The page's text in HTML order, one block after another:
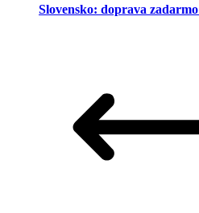
Slovensko: doprava zadarmo